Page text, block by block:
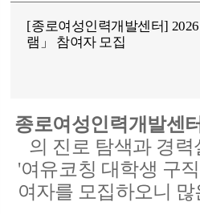
[종로여성인력개발센터]
램」 참여자 모집
종로여성인력개발센터
의 진로 탐색과 경
'여유코칭 대학생 구
여자를 모집하오니